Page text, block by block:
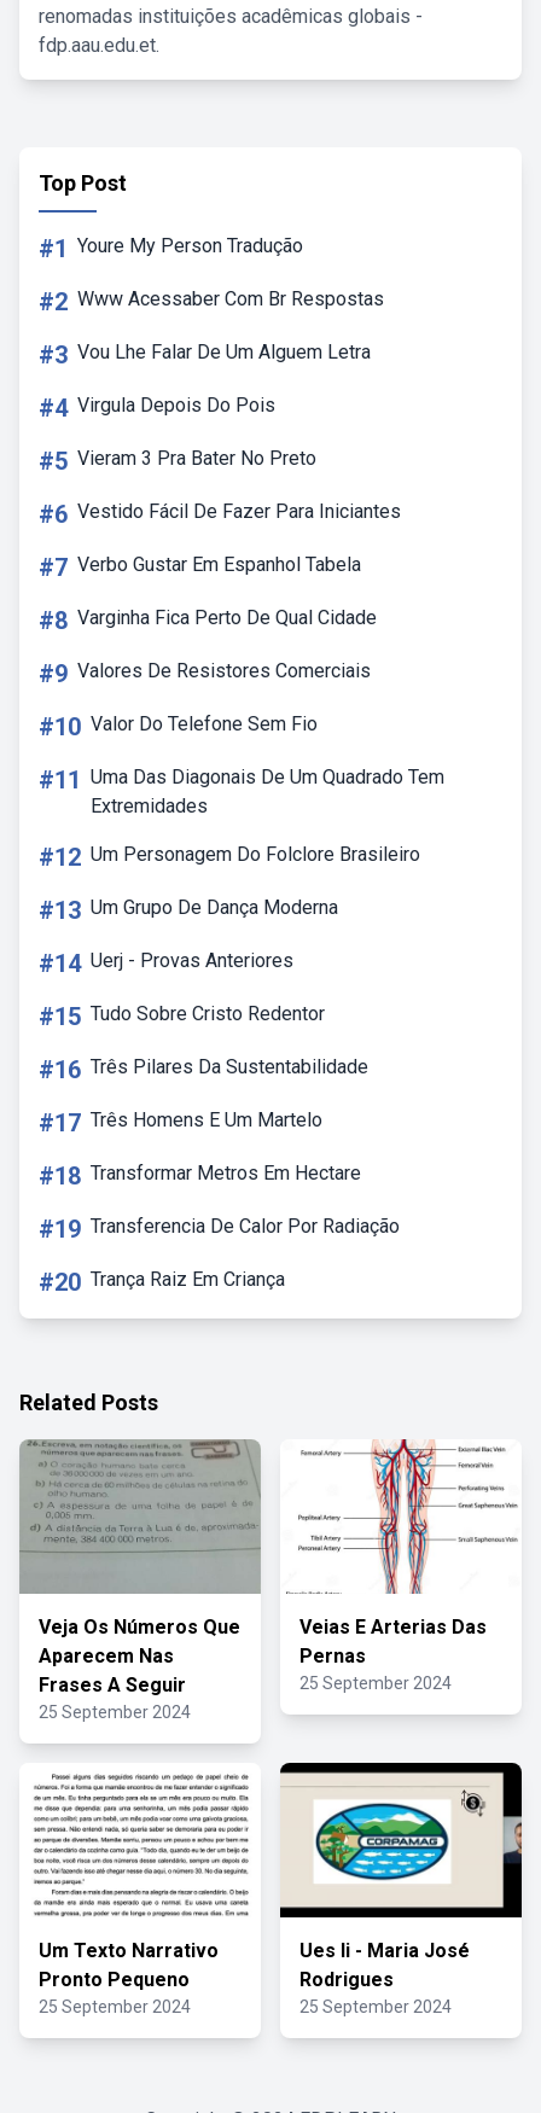
renomadas instituições acadêmicas globais -
fdp.aau.edu.et.
Top Post
#1 Youre My Person Tradução
#2 Www Acessaber Com Br Respostas
#3 Vou Lhe Falar De Um Alguem Letra
#4 Virgula Depois Do Pois
#5 Vieram 3 Pra Bater No Preto
#6 Vestido Fácil De Fazer Para Iniciantes
#7 Verbo Gustar Em Espanhol Tabela
#8 Varginha Fica Perto De Qual Cidade
#9 Valores De Resistores Comerciais
#10 Valor Do Telefone Sem Fio
#11 Uma Das Diagonais De Um Quadrado Tem
Extremidades
#12 Um Personagem Do Folclore Brasileiro
#13 Um Grupo De Dança Moderna
#14 Uerj - Provas Anteriores
#15 Tudo Sobre Cristo Redentor
#16 Três Pilares Da Sustentabilidade
#17 Três Homens E Um Martelo
#18 Transformar Metros Em Hectare
#19 Transferencia De Calor Por Radiação
#20 Trança Raiz Em Criança
Related Posts
Veja Os Números Que
Aparecem Nas
Frases A Seguir
25 September 2024
Veias E Arterias Das
Pernas
25 September 2024
Um Texto Narrativo
Pronto Pequeno
25 September 2024
Ues Ii - Maria José
Rodrigues
25 September 2024